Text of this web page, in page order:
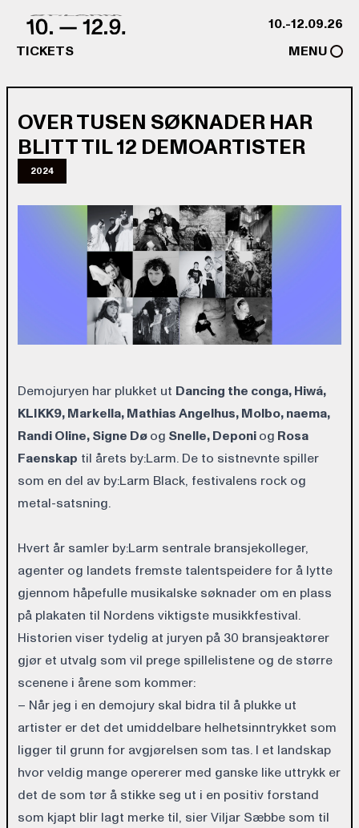
10.-12.09.26
TICKETS
MENU
OVER TUSEN SØKNADER HAR
BLITT TIL 12 DEMOARTISTER
2024
Demojuryen har plukket ut Dancing the conga,Hiwá,
KLIKK9,Markella,Mathias Angelhus,Molbo,naema,
Randi Oline,Signe Døog Snelle,Deponiog Rosa
Faenskap til årets by:Larm. De to sistnevnte spiller
som en del av by:Larm Black, festivalens rock og
metal-satsning.
Hvert år samler by:Larm sentrale bransjekolleger,
agenter og landets fremste talentspeidere for å lytte
gjennom håpefulle musikalske søknader om en plass
på plakaten til Nordens viktigste musikkfestival.
Historien viser tydelig at juryen på 30 bransjeaktører
gjør et utvalg som vil prege spillelistene og de større
scenene i årene som kommer:
– Når jeg i en demojury skal bidra til å plukke ut
artister er det det umiddelbare helhetsinntrykket som
ligger til grunn for avgjørelsen som tas. I et landskap
hvor veldig mange opererer med ganske like uttrykk er
det de som tør å stikke seg ut i en positiv forstand
som kjapt blir lagt merke til, sier Viljar Sæbbe som til